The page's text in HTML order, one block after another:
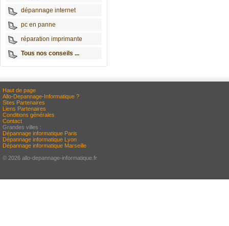
dépannage internet
pc en panne
réparation imprimante
Tous nos conseils ...
Haut de page
Allo-Depannage-Informatique ?
Sites Partenaires
Liens Partenaires
Conditions générales
Contact
Grandes villes :
Dépannage informatique Paris
Dépannage informatique Lyon
Dépannage informatique Marseille
© 2026 allo-depannage-informatique.fr